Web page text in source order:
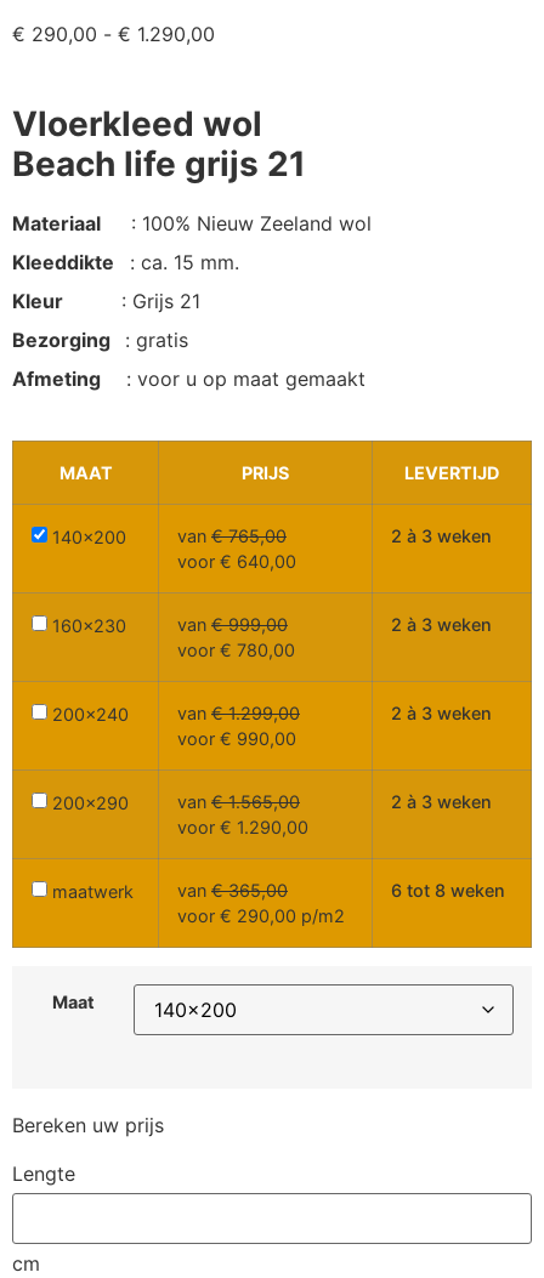
€ 290,00 - € 1.290,00
Vloerkleed wol
Beach life grijs 21
Materiaal : 100% Nieuw Zeeland wol
Kleeddikte
: ca. 15 mm.
Kleur : Grijs 21
Bezorging : gratis
Afmeting
: voor u op maat gemaakt
MAAT PRIJS LEVERTIJD
140x200 van €765,00
voor € 640,00
2 à 3 weken
160x230 van €999,00
voor € 780,00
2 à 3 weken
200x240 van €1.299,00
voor € 990,00
2 à 3 weken
200x290 van €1.565,00
voor € 1.290,00
2 à 3 weken
maatwerk van €365,00
voor € 290,00 p/m2
6 tot 8 weken
Maat
Bereken uw prijs
Lengte
cm